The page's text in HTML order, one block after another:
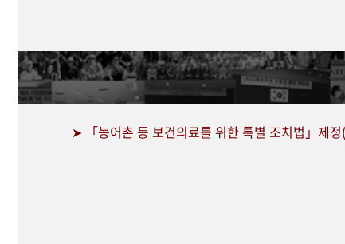
➤ 「농어촌 등 보건의료를 위한 특별 조치법」제